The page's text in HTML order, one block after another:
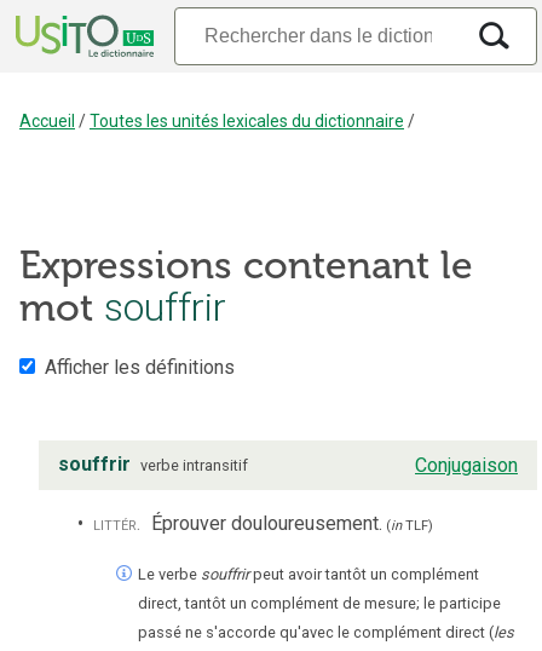
Accueil /Toutes les unités lexicales du dictionnaire /
Expressions contenant le
mot souffrir
Afficher les définitions
souffrir verbe intransitif Conjugaison
littér. Éprouver douloureusement. (inTLF)
Le verbe souffrir peut avoir tantôt un complément
direct, tantôt un complément de mesure; le participe
passé ne s'accorde qu'avec le complément direct (les